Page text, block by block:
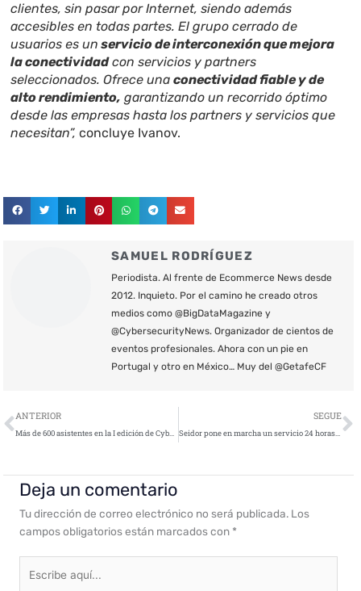
clientes, sin pasar por Internet, siendo además
accesibles en todas partes. El grupo cerrado de
usuarios es un servicio de interconexión que mejora
la conectividadcon servicios y partners
seleccionados. Ofrece unaconectividad fiable y de
alto rendimiento, garantizando un recorrido óptimo
desde las empresas hasta los partners y servicios que
necesitan”,concluye Ivanov.
SAMUEL RODRÍGUEZ
Periodista. Al frente de Ecommerce News desde
2012. Inquieto. Por el camino he creado otros
medios como @BigDataMagazine y
@CybersecurityNews. Organizador de cientos de
eventos profesionales. Ahora con un pie en
Portugal y otro en México… Muy del @GetafeCF
Ant
ANTERIOR
Más de 600 asistentes en la I edición de Cyber Insurance Day
SEGUE
Seidor pone en marcha un servicio 24 horas / 7 días para ayudar a las empresas a prevenir y combatir ciberataques
Deja un comentario
Tu dirección de correo electrónico no será publicada. Los
campos obligatorios están marcados con *
aquí...